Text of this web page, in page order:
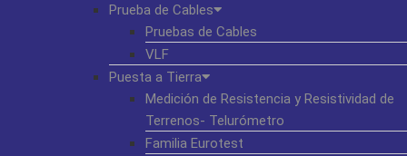
Prueba de Cables
Pruebas de Cables
VLF
Puesta a Tierra
Medición de Resistencia y Resistividad de
Terrenos- Telurómetro
Familia Eurotest